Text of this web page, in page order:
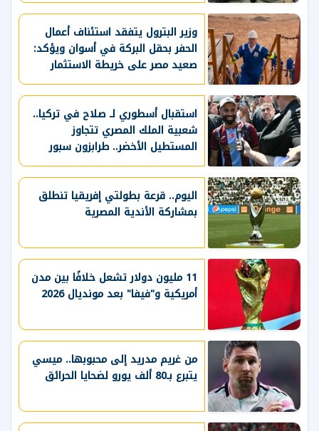
وزير البترول يتفقد استئناف أعمال
الحفر بحقل البركة في أسوان ويؤكد:
صعيد مصر على خريطة الاستثمار
البترولي
استقبال أسطوري لـ صلاح في تركيا..
شعبية الملك المصري تتجاوز
المستطيل الأخضر.. طرابزون سبور
يسعي لاستعادة لقب الدوري التركي
وتعزيز حظوظه في المنافسات
الأوروبية
اليوم.. قرعة بطولتي إفريقيا تنطلق
بمشاركة الأندية المصرية
11 مليون دولار تشعل خلافًا بين مدن
أمريكية و"فيفا" بعد مونديال 2026
من غريم مدريد إلى محبوبها.. ميسي
يتبرع بـ80 ألف يورو لضحايا الحرائق